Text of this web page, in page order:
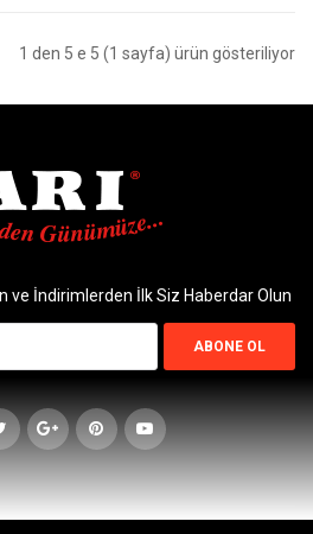
1 den 5 e 5 (1 sayfa) ürün gösteriliyor
ve İndirimlerden İlk Siz Haberdar Olun
ABONE OL